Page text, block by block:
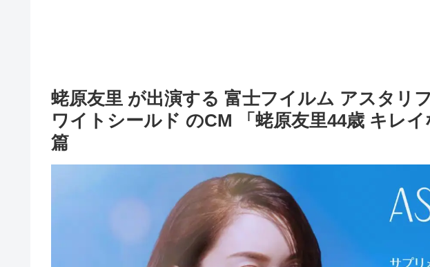
蛯原友里 が出演する 富士フイルム アスタリ
ワイトシールド のCM 「蛯原友里44歳 キレイ
篇